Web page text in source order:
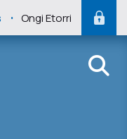
. Ongi Etorri